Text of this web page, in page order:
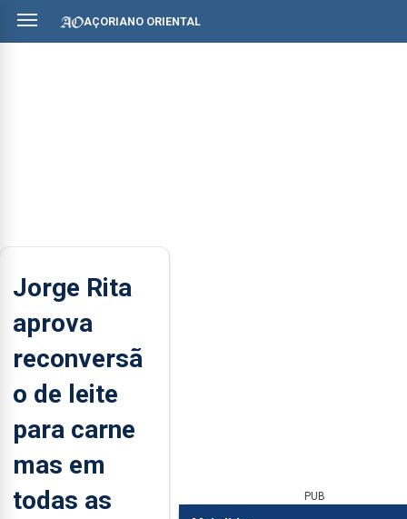
AÇORIANO ORIENTAL
Jorge Rita
aprova
reconversã
o de leite
para carne
mas em
todas as
PUB